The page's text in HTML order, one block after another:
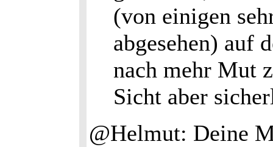
(von einigen
abgesehen) auf
nach mehr Mut
Sicht aber
@Helmut: Deine